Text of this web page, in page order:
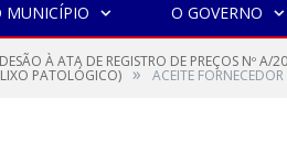
MUNICÍPIO O GOVERNO
À ATA DE REGISTRO DE PREÇOS Nº
PATOLÓGICO) » ACEITE FORNECEDOR